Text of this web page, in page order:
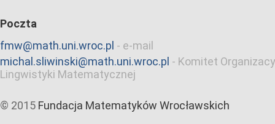
Poczta
fmw@math.uni.wroc.pl - e-mail
michal.sliwinski@math.uni.wroc.pl - Komitet
Lingwistyki Matematycznej
© 2015 Fundacja Matematyków Wrocławskich